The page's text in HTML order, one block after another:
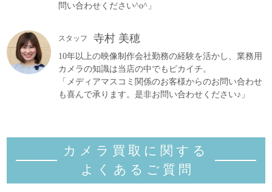
問い合わせください^o^」
スタッフ 寺村 美穂
10年以上の映像制作会社勤務の経験を活かし、業務用
カメラの知識は当店の中でもピカイチ。
「メディアマスコミ関係のお客様からのお問い合わせ
も喜んで承ります。是非お問い合わせください♪」
カメラ買取に関する
よくあるご質 問